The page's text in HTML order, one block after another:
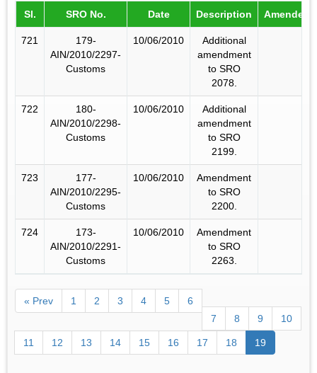
Sl. SRO No. Date Description Amended
721
179-
AIN/2010/2297-
Customs
10/06/2010
Additional
amendment
to SRO
2078.
722
180-
AIN/2010/2298-
Customs
10/06/2010
Additional
amendment
to SRO
2199.
723
177-
AIN/2010/2295-
Customs
10/06/2010
Amendment
to SRO
2200.
724
173-
AIN/2010/2291-
Customs
10/06/2010
Amendment
to SRO
2263.
« Prev 1 2 3 4 5
6
7
8 9 10
11 12 13 14 15 16 17 18 19